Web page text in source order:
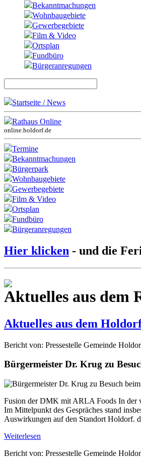
Bekanntmachungen
Wohnbaugebiete
Gewerbegebiete
Film & Video
Ortsplan
Fundbüro
Bürgeranregungen
Startseite / News
Rathaus Online
online.holdorf.de
Termine
Bekanntmachungen
Bürgerpark
Wohnbaugebiete
Gewerbegebiete
Film & Video
Ortsplan
Fundbüro
Bürgeranregungen
Hier klicken - und die
Aktuelles aus dem
Aktuelles aus dem
Bericht von: Pressestelle Gemeinde
Bürgermeister Dr. Krug zu
Fusion der DMK mit ARLA Foods In der
Im Mittelpunkt des Gespräches stand
Auswirkungen auf den Standort Holdorf.
Weiterlesen
Bericht von: Pressestelle Gemeinde